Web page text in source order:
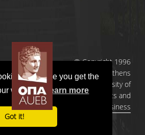
to ensure you get the
website.Learn more
Got it!
© Copyright 1996
- 2026 | Athens
University of
Economics and
Business